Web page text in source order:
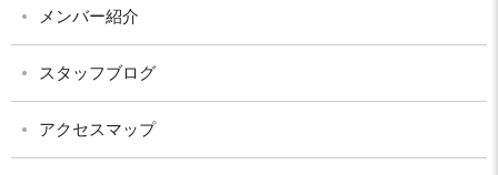
メンバー紹介
スタッフブログ
アクセスマップ